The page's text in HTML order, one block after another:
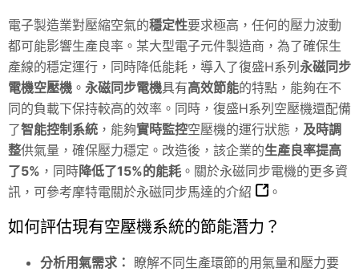
電子製造業對壓縮空氣的穩定性要求極高，任何的壓力波動
都可能影響生產良率。某大型電子元件製造商，為了確保生
產線的穩定運行，同時降低能耗，導入了復盛H系列永磁同步
電機空壓機 。 永磁同步電機具有高效節能的特點，能夠在不
同的負載下保持較高的效率。同時，復盛H系列空壓機還配備
了智能控制系統 ，能夠實時監控空壓機的運行狀態， 及時調
整供氣量，確保壓力穩定。改造後，該企業的生產良率提高
了5% ，同時降低了15%的能耗 。關於永磁同步電機的更多資
訊，可參考摩特電關於永磁同步馬達的介紹 。
如何評估現有空壓機系統的節能潛力？
分析用氣需求： 瞭解不同生產環節的用氣量和壓力要